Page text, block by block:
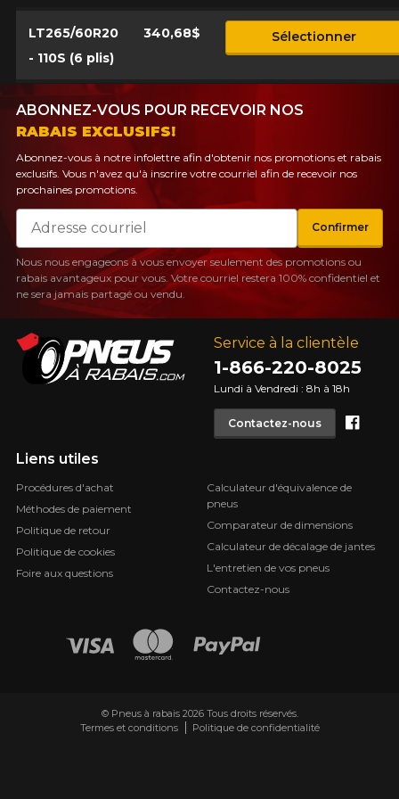
CODE PROMO RABAIS10
PRODUITS SÉLECTIONNÉS.
PLUS D'INFO
POUR UN TEMPS LIMITÉ SUR
PRODUITS SÉLECTIONNÉS.
MINIMUM DE 500$ AVANT TAXES.
CODE PROMORABAIS10
PRODUITS SÉLECTIONNÉS.
LT265/60R20
- 110S (6 plis)
340,68$ Sélectionner
Service à la clientèle
1-866-220-8025
Lundi à Vendredi : 8h à 18h
Contactez-nous
Liens utiles
Procédures d'achat
Méthodes de paiement
Politique de retour
Politique de cookies
Foire aux questions
Calculateur d'équivalence de
pneus
Comparateur de dimensions
Calculateur de décalage de jantes
L'entretien de vos pneus
Contactez-nous
ABONNEZ-VOUS POUR RECEVOIR NOS
RABAIS EXCLUSIFS!
Abonnez-vous à notre infolettre afin d'obtenir nos promotions et rabais
exclusifs. Vous n'avez qu'à inscrire votre courriel afin de recevoir nos
prochaines promotions.
Courriel
Confirmer
Nous nous engageons à vous envoyer seulement des promotions ou
rabais avantageux pour vous. Votre courriel restera 100% confidentiel et
ne sera jamais partagé ou vendu.
© Pneus à rabais 2026 Tous droits réservés.
Termes et conditions
Politique de confidentialité